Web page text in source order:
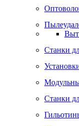
Станки
Станки